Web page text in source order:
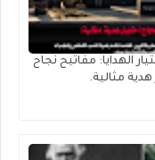
الهدايا: مفاتيح نجاح
هدية مثالية.